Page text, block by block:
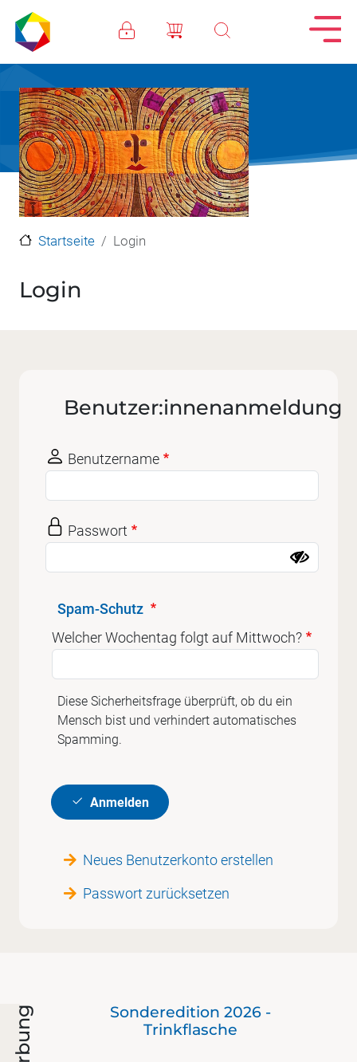
Direkt zum Inhalt
Startseite Login
Login
Benutzer:innenanmeldung
Benutzername
Passwort
Spam-Schutz
Welcher Wochentag folgt auf Mittwoch?
Diese Sicherheitsfrage überprüft, ob du ein
Mensch bist und verhindert automatisches
Spamming.
Anmelden
Neues Benutzerkonto erstellen
Passwort zurücksetzen
bis
Sonderedition 2026 -
Trinkflasche